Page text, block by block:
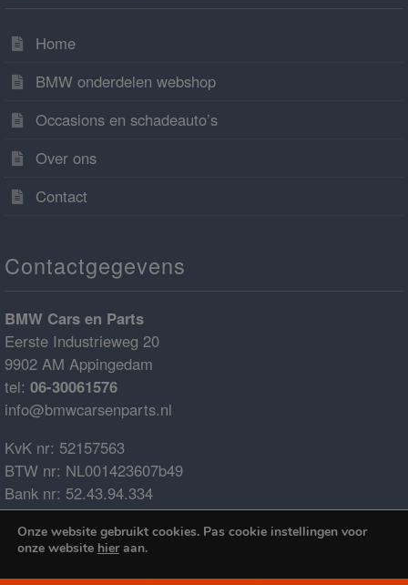
Home
BMW onderdelen webshop
Occasions en schadeauto’s
Over ons
Contact
Contactgegevens
BMW Cars en Parts
Eerste Industrieweg 20
9902 AM Appingedam
tel: 06-30061576
info@bmwcarsenparts.nl
KvK nr: 52157563
BTW nr: NL001423607b49
Bank nr: 52.43.94.334
IBAN: NL68ABNA0524394334
BIC: ABNANL2A
Onze website gebruikt cookies. Pas cookie instellingen voor
onze website hieraan.